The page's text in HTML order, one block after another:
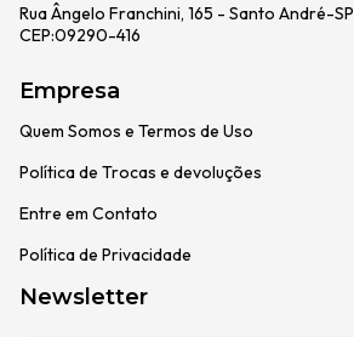
Rua Ângelo Franchini, 165 - Santo André-SP
CEP:09290-416
Empresa
Quem Somos e Termos de Uso
Política de Trocas e devoluções
Entre em Contato
Política de Privacidade
Newsletter